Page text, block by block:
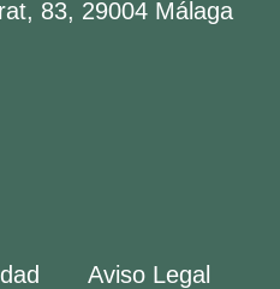
83, 29004 Málaga
Aviso Legal